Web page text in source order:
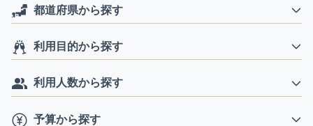
都道府県から探す
利用目的から探す
利用人数から探す
予算から探す